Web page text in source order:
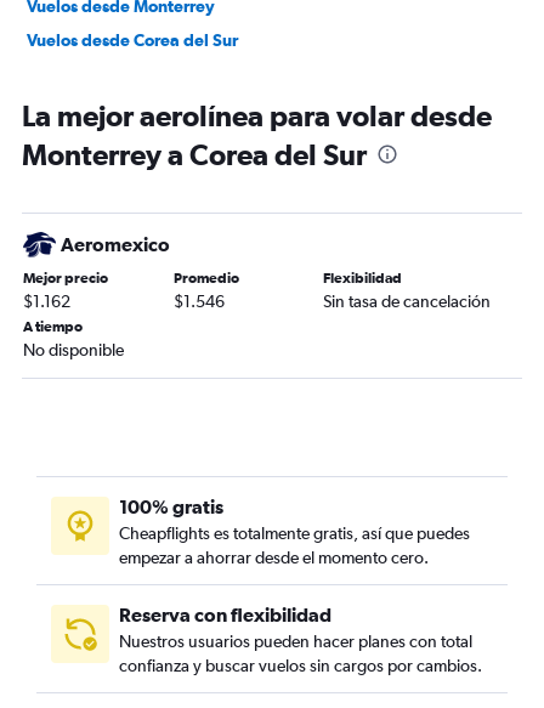
Vuelos desde Monterrey
Vuelos desde Corea del Sur
La mejor aerolínea para volar desde
Monterrey a Corea del Sur
Aeromexico
Mejor precio
$1.162
Promedio
$1.546
Flexibilidad
Sin tasa de cancelación
A tiempo
No disponible
100% gratis
Cheapflights es totalmente gratis, así que puedes
empezar a ahorrar desde el momento cero.
Reserva con flexibilidad
Nuestros usuarios pueden hacer planes con total
confianza y buscar vuelos sin cargos por cambios.